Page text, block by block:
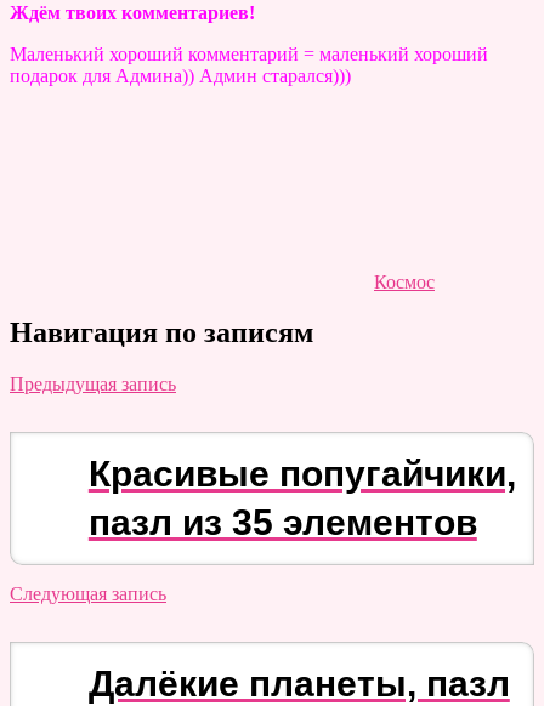
Ждём твоих комментариев!
Маленький хороший комментарий = маленький хороший
подарок для Админа)) Админ старался)))
Космос
Навигация по записям
Предыдущая запись
Красивые попугайчики,
пазл из 35 элементов
Следующая запись
Далёкие планеты, пазл